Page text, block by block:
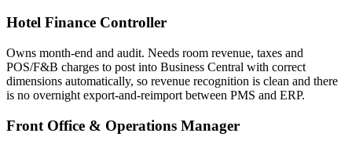
Hotel Finance Controller
Owns month-end and audit. Needs room revenue, taxes and
POS/F&B charges to post into Business Central with correct
dimensions automatically, so revenue recognition is clean and there
is no overnight export-and-reimport between PMS and ERP.
Front Office & Operations Manager